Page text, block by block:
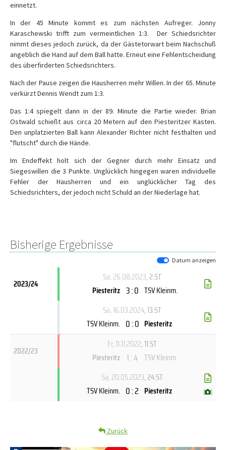
einnetzt.
In der 45 Minute kommt es zum nächsten Aufreger. Jonny
Karaschewski trifft zum vermeintlichen 1:3. Der Schiedsrichter
nimmt dieses jedoch zurück, da der Gästetorwart beim Nachschuß
angeblich die Hand auf dem Ball hatte. Erneut eine Fehlentscheidung
des überfirderten Schiedsrichters.
Nach der Pause zeigen die Hausherren mehr Willen. In der 65. Minute
verkürzt Dennis Wendt zum 1:3.
Das 1:4 spiegelt dann in der 89. Minute die Partie wieder. Brian
Ostwald schießt aus circa 20 Metern auf den Piesteritzer Kasten.
Den unplatzierten Ball kann Alexander Richter nicht festhalten und
"flutscht" durch die Hände.
Im Endeffekt holt sich der Gegner durch mehr Einsatz und
Siegeswillen die 3 Punkte. Unglücklich hingegen waren individuelle
Fehler der Hausherren und ein unglücklicher Tag des
Schiedsrichters, der jedoch nicht Schuld an der Niederlage hat.
Bisherige Ergebnisse
Datum anzeigen
2023/24
Sa, 26.08.2023, 2.ST
Piesteritz 3 : 0 TSV Kleinm.
Sa, 16.03.2024, 13.ST
TSV Kleinm. 0 : 0 Piesteritz
2022/23
Fr, 11.11.2022, 11.ST
Piesteritz 1 : 4 TSV Kleinm.
Sa, 20.05.2023, 24.ST
TSV Kleinm. 0 : 2 Piesteritz ( )
Zurück